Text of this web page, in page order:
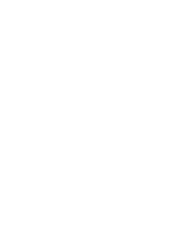
смешные истории,
карикатуры, шаржи, стихи,